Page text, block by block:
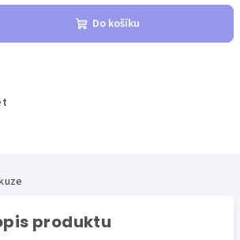
Do košíku
produktu